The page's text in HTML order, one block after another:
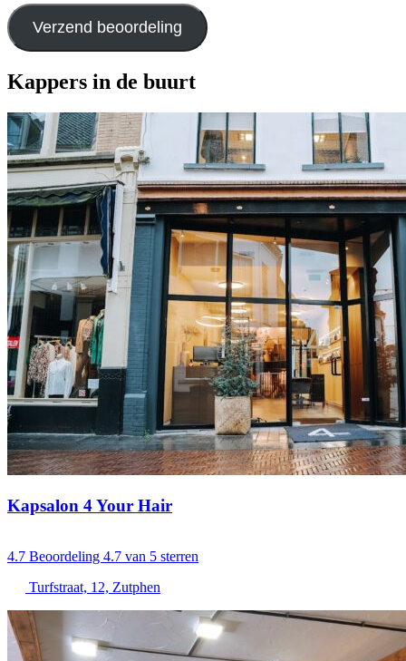
Verzend beoordeling
Kappers in de buurt
Kapsalon 4 Your Hair
4.7 Beoordeling 4.7 van 5 sterren
Turfstraat, 12, Zutphen